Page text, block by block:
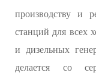
производству и
станций для всех
и дизельных
делается со